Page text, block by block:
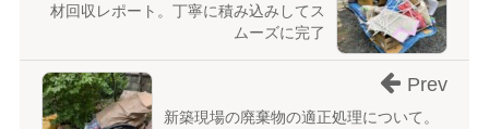
材回収レポート。丁寧に積み込みしてス
ムーズに完了
新築現場の廃棄物の適正処理について。
Prev